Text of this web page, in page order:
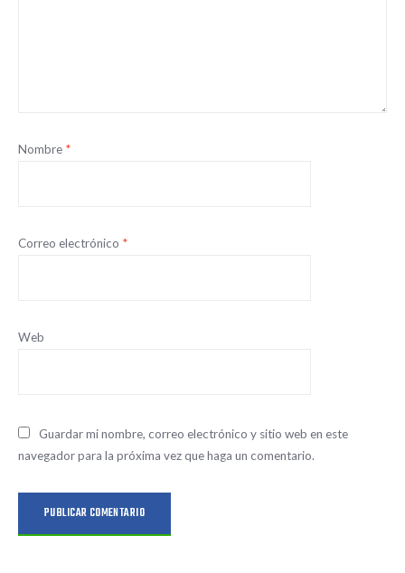
Nombre *
Correo electrónico *
Web
Guardar mi nombre, correo electrónico y sitio web en este
navegador para la próxima vez que haga un comentario.